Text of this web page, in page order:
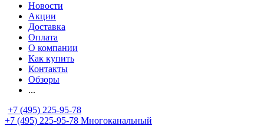
Новости
Акции
Доставка
Оплата
О компании
Как купить
Контакты
Обзоры
...
+7 (495) 225-95-78
+7 (495) 225-95-78 Многоканальный